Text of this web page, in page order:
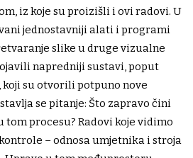
iz koje su proizišli i ovi radovi. U
jednostavniji alati i programi
slike u druge vizualne
napredniji sustavi, poput
su otvorili potpuno nove
se pitanje: Što zapravo čini
procesu? Radovi koje vidimo
– odnosa umjetnika i stroja